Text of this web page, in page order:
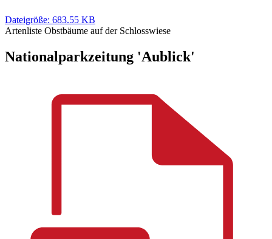
Dateigröße: 683.55 KB
Artenliste Obstbäume auf der Schlosswiese
Nationalparkzeitung 'Aublick'